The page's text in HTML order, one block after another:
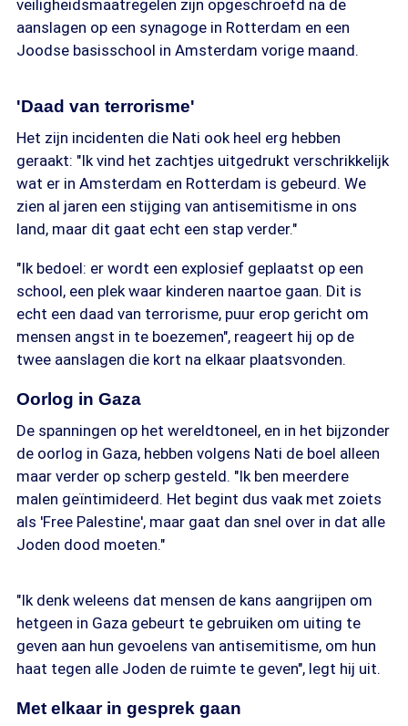
veiligheidsmaatregelen zijn opgeschroefd na de
aanslagen op een synagoge in Rotterdam en een
Joodse basisschool in Amsterdam vorige maand.
'Daad van terrorisme'
Het zijn incidenten die Nati ook heel erg hebben
geraakt: "Ik vind het zachtjes uitgedrukt verschrikkelijk
wat er in Amsterdam en Rotterdam is gebeurd. We
zien al jaren een stijging van antisemitisme in ons
land, maar dit gaat echt een stap verder."
"Ik bedoel: er wordt een explosief geplaatst op een
school, een plek waar kinderen naartoe gaan. Dit is
echt een daad van terrorisme, puur erop gericht om
mensen angst in te boezemen", reageert hij op de
twee aanslagen die kort na elkaar plaatsvonden.
Oorlog in Gaza
De spanningen op het wereldtoneel, en in het bijzonder
de oorlog in Gaza, hebben volgens Nati de boel alleen
maar verder op scherp gesteld. "Ik ben meerdere
malen geïntimideerd. Het begint dus vaak met zoiets
als 'Free Palestine', maar gaat dan snel over in dat alle
Joden dood moeten."
"Ik denk weleens dat mensen de kans aangrijpen om
hetgeen in Gaza gebeurt te gebruiken om uiting te
geven aan hun gevoelens van antisemitisme, om hun
haat tegen alle Joden de ruimte te geven", legt hij uit.
Met elkaar in gesprek gaan